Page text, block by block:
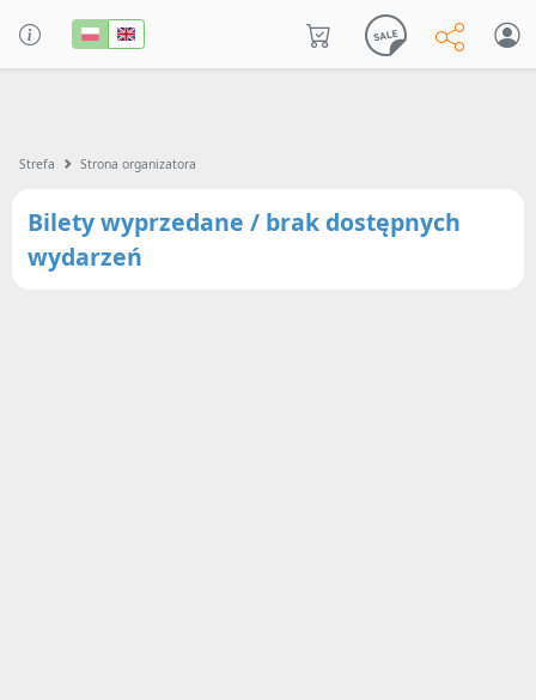
Strefa Strona organizatora
Bilety wyprzedane / brak dostępnych
wydarzeń